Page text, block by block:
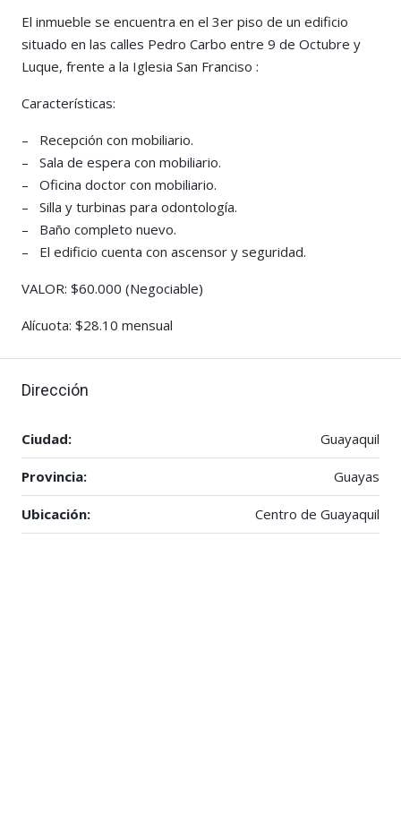
El inmueble se encuentra en el 3er piso de un edificio
situado en las calles Pedro Carbo entre 9 de Octubre y
Luque, frente a la Iglesia San Franciso :
Características:
– Recepción con mobiliario.
– Sala de espera con mobiliario.
– Oficina doctor con mobiliario.
– Silla y turbinas para odontología.
– Baño completo nuevo.
– El edificio cuenta con ascensor y seguridad.
VALOR: $60.000 (Negociable)
Alícuota: $28.10 mensual
Dirección
Ciudad: Guayaquil
Provincia: Guayas
Ubicación: Centro de Guayaquil